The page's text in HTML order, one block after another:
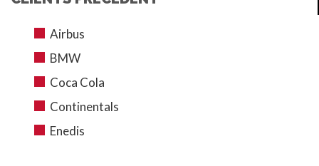
Airbus
BMW
Coca Cola
Continentals
Enedis